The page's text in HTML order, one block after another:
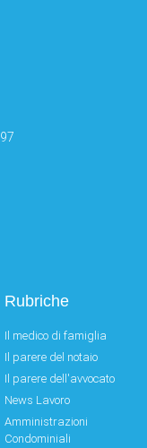
Rubriche
Il medico di famiglia
Il parere del notaio
Il parere dell'avvocato
News Lavoro
Amministrazioni
Condominiali